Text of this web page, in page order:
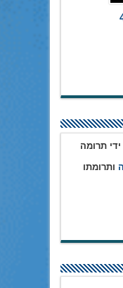
תרומה
ותרומתו